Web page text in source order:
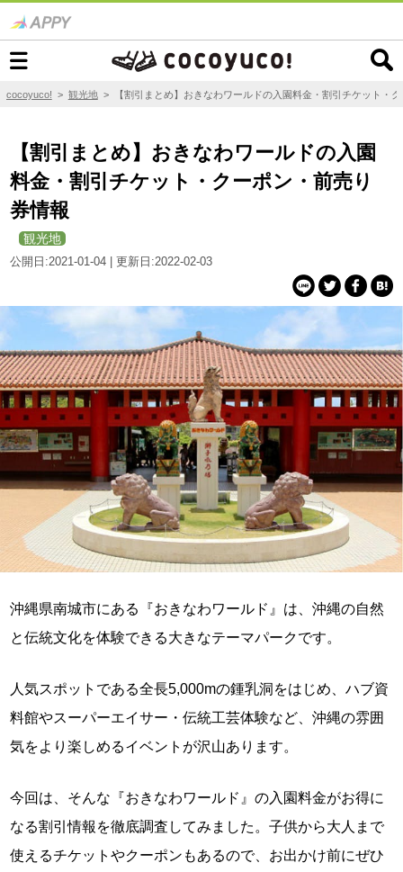
cocoyuco! > 観光地> 【割引まとめ】おきなわワールドの入園料金・割引チケット・
【割引まとめ】おきなわワールドの入園
料金・割引チケット・クーポン・前売り
券情報
観光地
公開日:2021-01-04 | 更新日:2022-02-03
沖縄県南城市にある『おきなわワールド』は、沖縄の自然
と伝統文化を体験できる大きなテーマパークです。
人気スポットである全長5,000mの鍾乳洞をはじめ、ハブ資
料館やスーパーエイサー・伝統工芸体験など、沖縄の雰囲
気をより楽しめるイベントが沢山あります。
今回は、そんな『おきなわワールド』の入園料金がお得に
なる割引情報を徹底調査してみました。子供から大人まで
使えるチケットやクーポンもあるので、お出かけ前にぜひ